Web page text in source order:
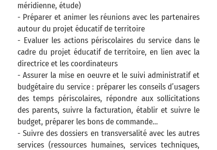
méridienne, étude)
- Préparer et animer les réunions avec les partenaires
autour du projet éducatif de territoire
- Evaluer les actions périscolaires du service dans le
cadre du projet éducatif de territoire, en lien avec la
directrice et les coordinateurs
- Assurer la mise en oeuvre et le suivi administratif et
budgétaire du service : préparer les conseils d’usagers
des temps périscolaires, répondre aux sollicitations
des parents, suivre la facturation, établir et suivre le
budget, préparer les bons de commande…
- Suivre des dossiers en transversalité avec les autres
services (ressources humaines, services techniques,